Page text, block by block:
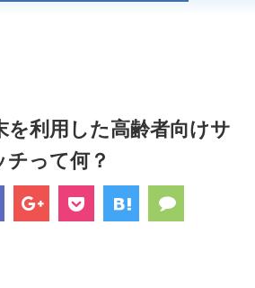
を利用した高齢者向けサ
チって何？